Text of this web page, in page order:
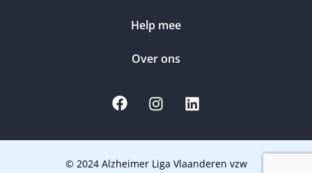
Help mee
Over ons
© 2024 Alzheimer Liga Vlaanderen vzw